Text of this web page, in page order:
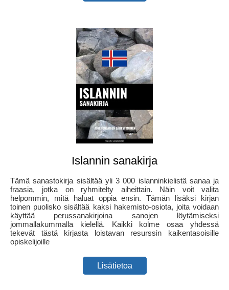
Islannin sanakirja
Tämä sanastokirja sisältää yli 3 000 islanninkielistä sanaa ja
fraasia, jotka on ryhmitelty aiheittain. Näin voit valita
helpommin, mitä haluat oppia ensin. Tämän lisäksi kirjan
toinen puolisko sisältää kaksi hakemisto-osiota, joita voidaan
käyttää perussanakirjoina sanojen löytämiseksi
jommallakummalla kielellä. Kaikki kolme osaa yhdessä
tekevät tästä kirjasta loistavan resurssin kaikentasoisille
opiskelijoille
Lisätietoa